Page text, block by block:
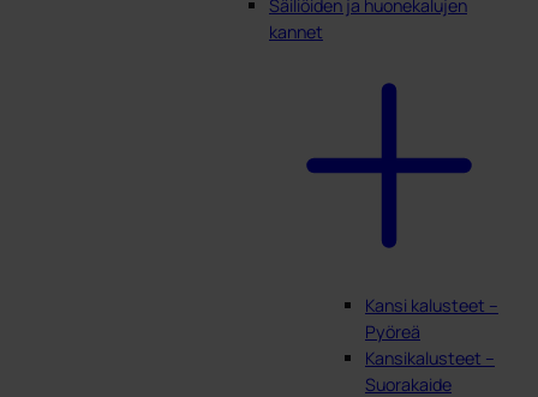
Säiliöiden ja huonekalujen
kannet
Kansi kalusteet –
Pyöreä
Kansikalusteet –
Suorakaide